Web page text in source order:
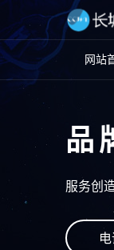
网站
品
服务创